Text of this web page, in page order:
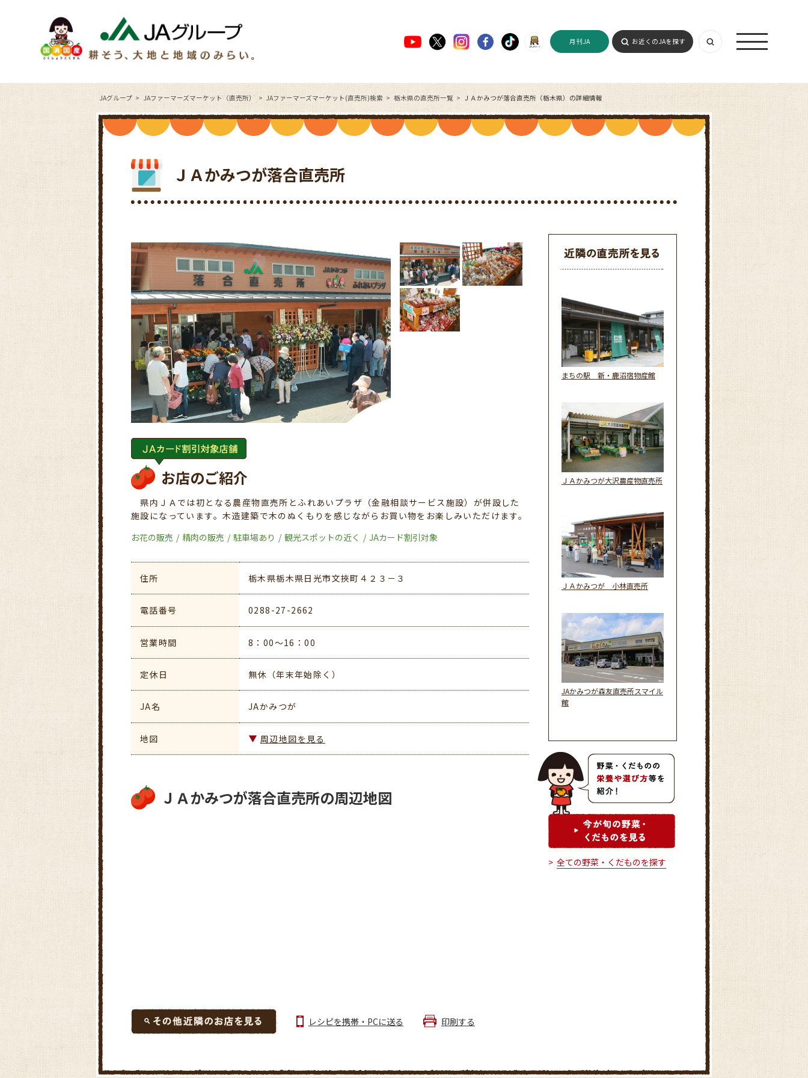
月刊JA お近くのJAを探す
JAグループ JAファーマーズマーケット（直売所） JAファーマーズマーケット(直売所)検索 栃木県の直売所一覧 ＪＡかみつが落合直売所（栃木県）の詳細情報
ＪＡかみつが落合直売所
お店のご紹介
県内ＪＡでは初となる農産物直売所とふれあいプラザ（金融相談サービス施設）が併設した
施設になっています。木造建築で木のぬくもりを感じながらお買い物をお楽しみいただけます。
お花の販売
精肉の販売 駐車場あり 観光スポットの近く JAカード割引対象
住所 栃木県栃木県日光市文挾町４２３－３
電話番号 0288-27-2662
営業時間 8：00～16：00
定休日 無休（年末年始除く）
JA名 JAかみつが
地図 周辺地図を見る
ＪＡかみつが落合直売所の周辺地図
レシピを携帯・PCに送る 印刷する
まちの駅 新・鹿沼宿物産館
ＪＡかみつが大沢農産物直売所
ＪＡかみつが 小林直売所
JAかみつが森友直売所スマイル
館
全ての野菜・くだものを探す